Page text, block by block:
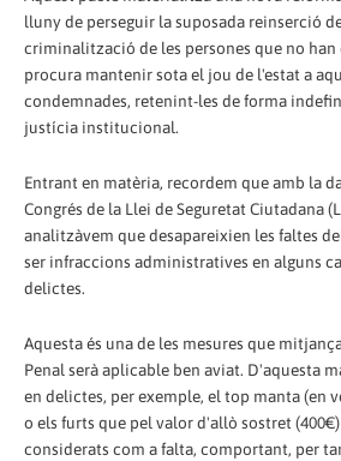
lluny de perseguir la suposada reinserció
criminalització de les persones que no
procura mantenir sota el jou de l'estat a
condemnades, retenint-les de forma
justícia institucional.
Entrant en matèria, recordem que amb la
Congrés de la Llei de Seguretat Ciutadana
analitzàvem que desapareixien les faltes
ser infraccions administratives en alguns
delictes.
Aquesta és una de les mesures que
Penal serà aplicable ben aviat. D'aquesta
en delictes, per exemple, el top manta (en
o els furts que pel valor d'allò sostret
considerats com a falta, comportant, per